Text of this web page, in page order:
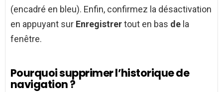
(encadré en bleu). Enfin, confirmez la désactivation
en appuyant sur Enregistrertout en bas de la
fenêtre.
Pourquoi supprimer l’historique de
navigation ?